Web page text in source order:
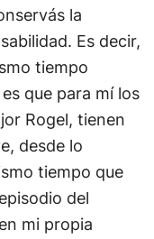
la
Es decir,
tiempo
que para mí los
Rogel, tienen
desde lo
tiempo que
del
mi propia